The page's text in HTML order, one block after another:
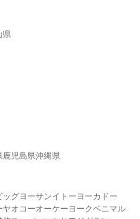
県
鹿児島県沖縄県
ッグヨーサンイトーヨーカドー
ヤオコーオーケー ヨークベニマル